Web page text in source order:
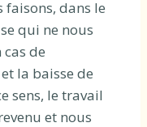
dans le
qui ne nous
de
la baisse de
sens, le travail
et nous